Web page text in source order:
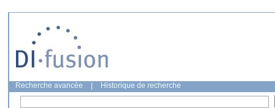
Recherche avancée Historique de recherche